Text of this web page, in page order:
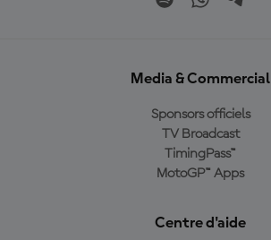
Media & Commercial
Sponsors officiels
TV Broadcast
TimingPass™
MotoGP™ Apps
Centre d'aide